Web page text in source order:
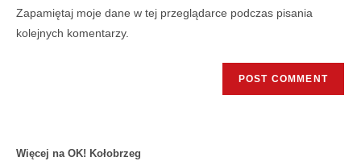
Zapamiętaj moje dane w tej przeglądarce podczas pisania
kolejnych komentarzy.
Więcej na OK! Kołobrzeg